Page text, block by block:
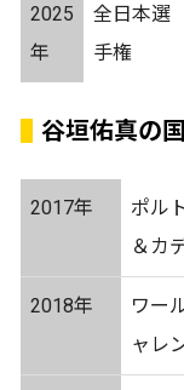
2025
年
全日本選
手権
谷垣佑真の
2017年
ポル
＆カ
2018年
ワー
ャレ